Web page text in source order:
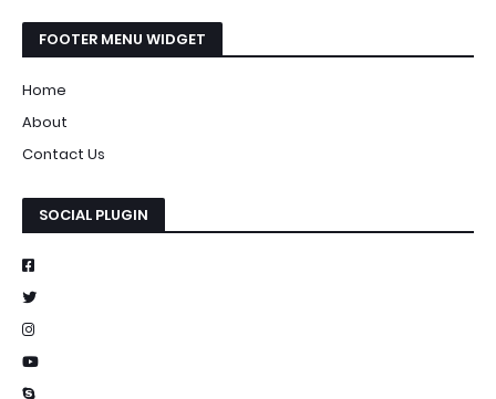
FOOTER MENU WIDGET
Home
About
Contact Us
SOCIAL PLUGIN